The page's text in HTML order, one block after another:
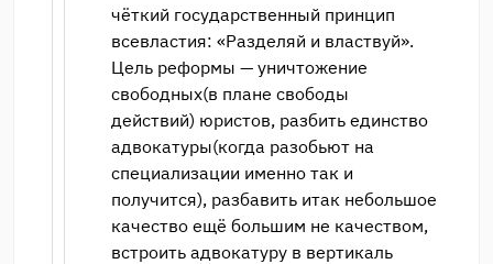
чёткий государственный принцип
всевластия: «Разделяй и властвуй».
Цель реформы — уничтожение
свободных(в плане свободы
действий) юристов, разбить единство
адвокатуры(когда разобьют на
специализации именно так и
получится), разбавить итак небольшое
качество ещё большим не качеством,
встроить адвокатуру в вертикаль